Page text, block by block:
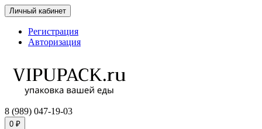
Личный кабинет
Регистрация
Авторизация
8 (989) 047-19-03
0 ₽